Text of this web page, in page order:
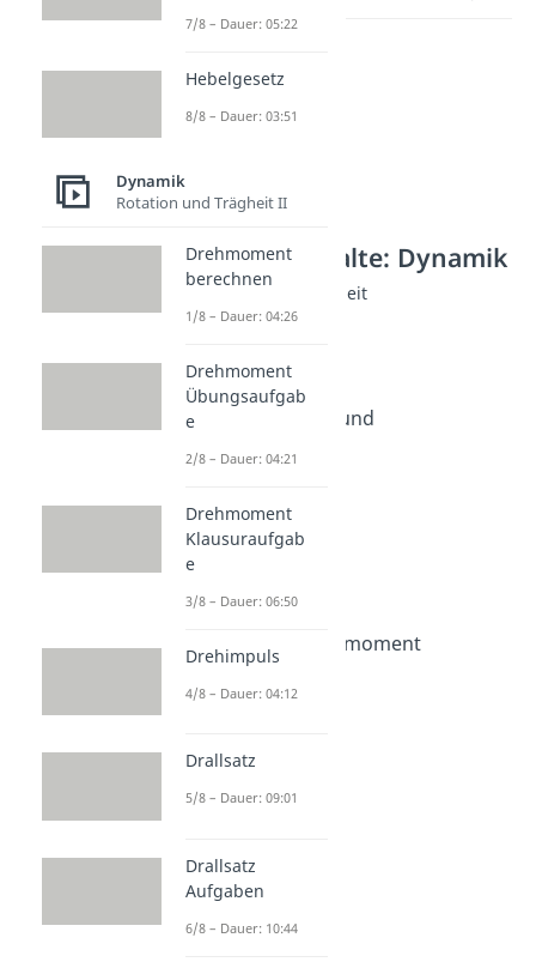
Weitere Inhalte: Dynamik
Rotation und Trägheit
Kreisbewegung
Kreisfrequenz
Dauer: 03:08
Zentripetalkraft und
Zentrifugalkraft
Dauer: 05:31
Dauer: 04:29
Zentrifugalkraft
Dauer: 04:28
Trägheitsgesetz
Massenträgheitsmoment
Dauer: 05:22
Hebelgesetz
7/8 – Dauer: 05:22
Hebelgesetz
8/8 – Dauer: 03:51
Dynamik
Rotation und Trägheit II
Drehmoment
berechnen
1/8 – Dauer: 04:26
Drehmoment
Übungsaufgab
e
2/8 – Dauer: 04:21
Drehmoment
Klausuraufgab
e
3/8 – Dauer: 06:50
Drehimpuls
4/8 – Dauer: 04:12
Drallsatz
5/8 – Dauer: 09:01
Drallsatz
Aufgaben
6/8 – Dauer: 10:44